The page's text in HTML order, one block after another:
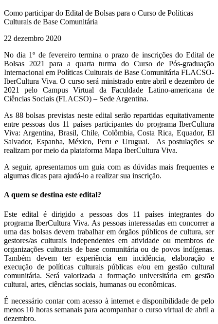
Como participar do Edital de Bolsas para o Curso de Políticas
Culturais de Base Comunitária
22 dezembro 2020
No dia 1º de fevereiro termina o prazo de inscrições do Edital de
Bolsas 2021 para a quarta turma do Curso de Pós-graduação
Internacional em Políticas Culturais de Base Comunitária FLACSO-
IberCultura Viva. O curso será ministrado entre abril e dezembro de
2021 pelo Campus Virtual da Faculdade Latino-americana de
Ciências Sociais (FLACSO) – Sede Argentina.
As 88 bolsas previstas neste edital serão repartidas equitativamente
entre pessoas dos 11 países participantes do programa IberCultura
Viva: Argentina, Brasil, Chile, Colômbia, Costa Rica, Equador, El
Salvador, Espanha, México, Peru e Uruguai. As postulações se
realizam por meio da plataforma Mapa IberCultura Viva.
A seguir, apresentamos um guia com as dúvidas mais frequentes e
algumas dicas para ajudá-lo a realizar sua inscrição.
A quem se destina este edital?
Este edital é dirigido a pessoas dos 11 países integrantes do
programa IberCultura Viva. As pessoas interessadas em concorrer a
uma das bolsas devem trabalhar em órgãos públicos de cultura, ser
gestores/as culturais independentes em atividade ou membros de
organizações culturais de base comunitária ou de povos indígenas.
Também devem ter experiência em incidência, elaboração e
execução de políticas culturais públicas e/ou em gestão cultural
comunitária. Será valorizada a formação universitária em gestão
cultural, artes, ciências sociais, humanas ou econômicas.
É necessário contar com acesso à internet e disponibilidade de pelo
menos 10 horas semanais para acompanhar o curso virtual de abril a
dezembro.